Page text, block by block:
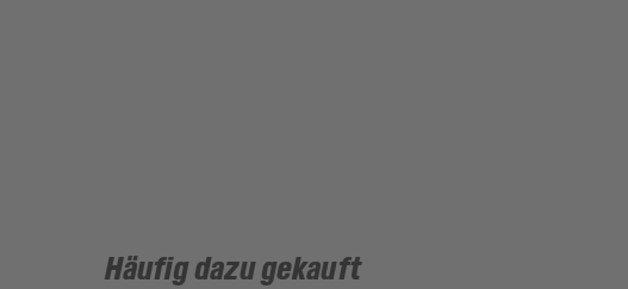
Häufig dazu gekauft